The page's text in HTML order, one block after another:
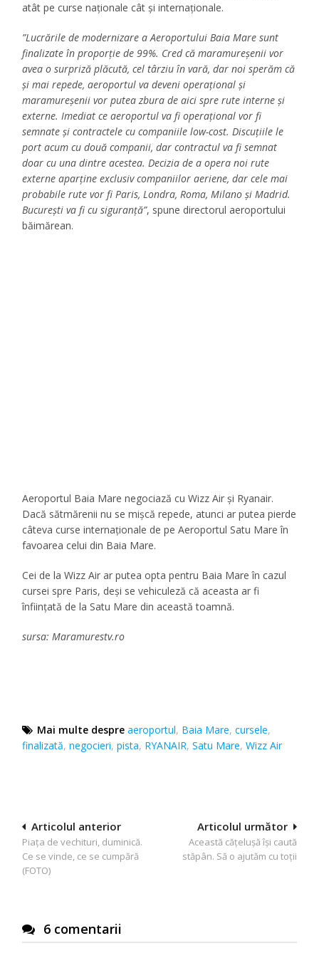
atât pe curse naționale cât și internaționale.
”Lucrările de modernizare a Aeroportului Baia Mare sunt
finalizate în proporție de 99%. Cred că maramureșenii vor
avea o surpriză plăcută, cel târziu în vară, dar noi sperăm că
și mai repede, aeroportul va deveni operațional și
maramureșenii vor putea zbura de aici spre rute interne și
externe. Imediat ce aeroportul va fi operațional vor fi
semnate și contractele cu companiile low-cost. Discuțiile le
port acum cu două companii, dar contractul va fi semnat
doar cu una dintre acestea. Decizia de a opera noi rute
externe aparține exclusiv companiilor aeriene, dar cele mai
probabile rute vor fi Paris, Londra, Roma, Milano și Madrid.
București va fi cu siguranță”, spune directorul aeroportului
băimărean.
Aeroportul Baia Mare negociază cu Wizz Air și Ryanair.
Dacă sătmărenii nu se mișcă repede, atunci ar putea pierde
câteva curse internaționale de pe Aeroportul Satu Mare în
favoarea celui din Baia Mare.
Cei de la Wizz Air ar putea opta pentru Baia Mare în cazul
cursei spre Paris, deși se vehiculeză că aceasta ar fi
înființată de la Satu Mare din această toamnă.
sursa: Maramurestv.ro
Mai multe despre aeroportul, Baia Mare,cursele,
finalizată,negocieri,pista, RYANAIR,Satu Mare,Wizz Air
Navigare
în
articole
Articolul următor
Această cățelușă își caută
stăpân. Să o ajutăm cu toții
Articolul anterior
Piața de vechituri, duminică.
Ce se vinde, ce se cumpără
(FOTO)
6 comentarii